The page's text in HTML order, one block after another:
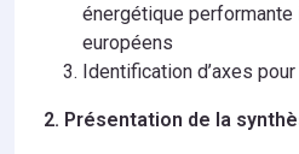
énergétique
européens
Identification d’axes
2. Présentation de la